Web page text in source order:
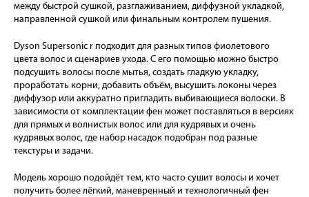
между быстрой сушкой, разглаживанием, диффузной укладкой,
направленной сушкой или финальным контролем пушения.
Dyson Supersonic r подходит для разных типов фиолетового
цвета волос и сценариев ухода. С его помощью можно быстро
подсушить волосы после мытья, создать гладкую укладку,
проработать корни, добавить объём, высушить локоны через
диффузор или аккуратно пригладить выбивающиеся волоски. В
зависимости от комплектации фен может поставляться в версиях
для прямых и волнистых волос или для кудрявых и очень
кудрявых волос, где набор насадок подобран под разные
текстуры и задачи.
Модель хорошо подойдёт тем, кто часто сушит волосы и хочет
получить более лёгкий, маневренный и технологичный фен